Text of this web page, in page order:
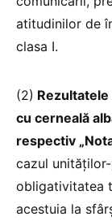
atitudinilor de
clasa I.
(2)
cu cerneală
respectiv
cazul
obligativitatea
acestuia la